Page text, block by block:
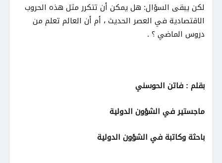
لكن يبقى السؤال: هل يمكن أن تتكرر مثل هذه الحروب
الاقتصادية في العصر الحديث ، أم أن العالم تعلم من
دروس الماضي ؟ .
بقلم : فاتن الحوسني
ماجستير في الشؤون الدولية
باحثة وكاتبة في الشؤون الدولية